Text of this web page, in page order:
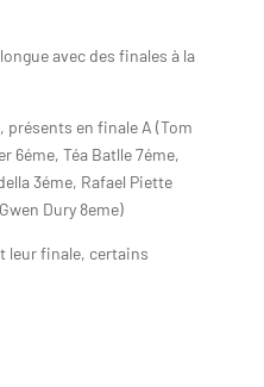
avec des finales à la
présents en finale A (Tom
6éme, Téa Batlle 7éme,
3éme, Rafael Piette
Dury 8eme)
leur finale, certains